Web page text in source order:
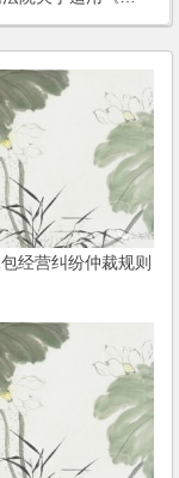
经营纠纷仲裁规则